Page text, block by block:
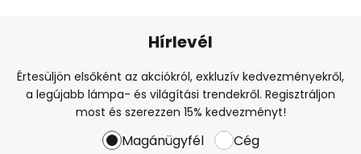
Hírlevél
Értesüljön elsőként az akciókról, exkluzív kedvezményekről,
a legújabb lámpa- és világítási trendekről. Regisztráljon
most és szerezzen 15% kedvezményt!
Magánügyfél Cég